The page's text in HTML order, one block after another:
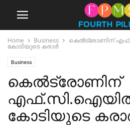
Home Business
കെല്‍ട്രോണിന്
കോടിയുടെ കരാര്‍
Business
കെല്‍ട്രോണിന്
എഫ്.സി.ഐയില്‍
കോടിയുടെ